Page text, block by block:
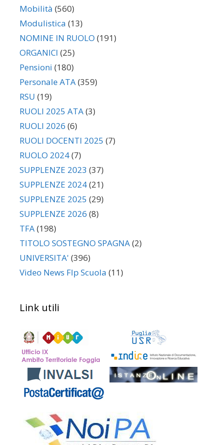
Mobilità (560)
Modulistica (13)
NOMINE IN RUOLO (191)
ORGANICI (25)
Pensioni (180)
Personale ATA(359)
RSU (19)
RUOLI 2025 ATA(3)
RUOLI 2026 (6)
RUOLI DOCENTI 2025 (7)
RUOLO 2024(7)
SUPPLENZE 2023 (37)
SUPPLENZE 2024(21)
SUPPLENZE 2025 (29)
SUPPLENZE 2026 (8)
TFA(198)
TITOLO SOSTEGNO SPAGNA(2)
UNIVERSITA' (396)
Video News Flp Scuola (11)
Link utili